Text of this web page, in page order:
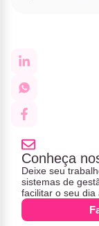
Conheça
Deixe seu
sistemas de
facilitar o seu dia